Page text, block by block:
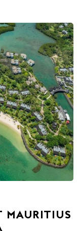
MAURITIUS